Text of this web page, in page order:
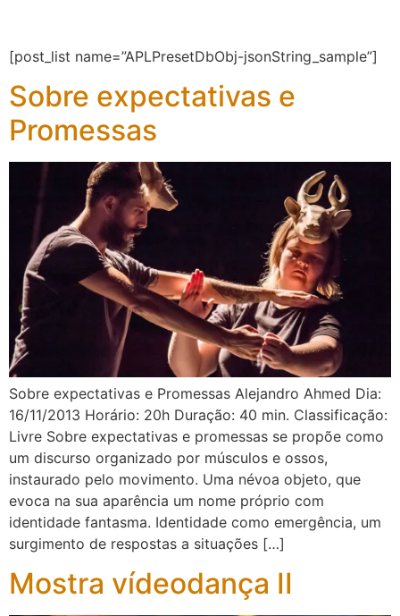
[post_list name=”APLPresetDbObj-jsonString_sample”]
Sobre expectativas e
Promessas
Sobre expectativas e Promessas Alejandro Ahmed Dia:
16/11/2013 Horário: 20h Duração: 40 min. Classificação:
Livre Sobre expectativas e promessas se propõe como
um discurso organizado por músculos e ossos,
instaurado pelo movimento. Uma névoa objeto, que
evoca na sua aparência um nome próprio com
identidade fantasma. Identidade como emergência, um
surgimento de respostas a situações […]
Mostra vídeodança II